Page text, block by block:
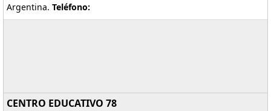
Argentina. Teléfono:
CENTRO EDUCATIVO 78